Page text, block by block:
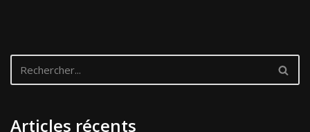
Articles récents